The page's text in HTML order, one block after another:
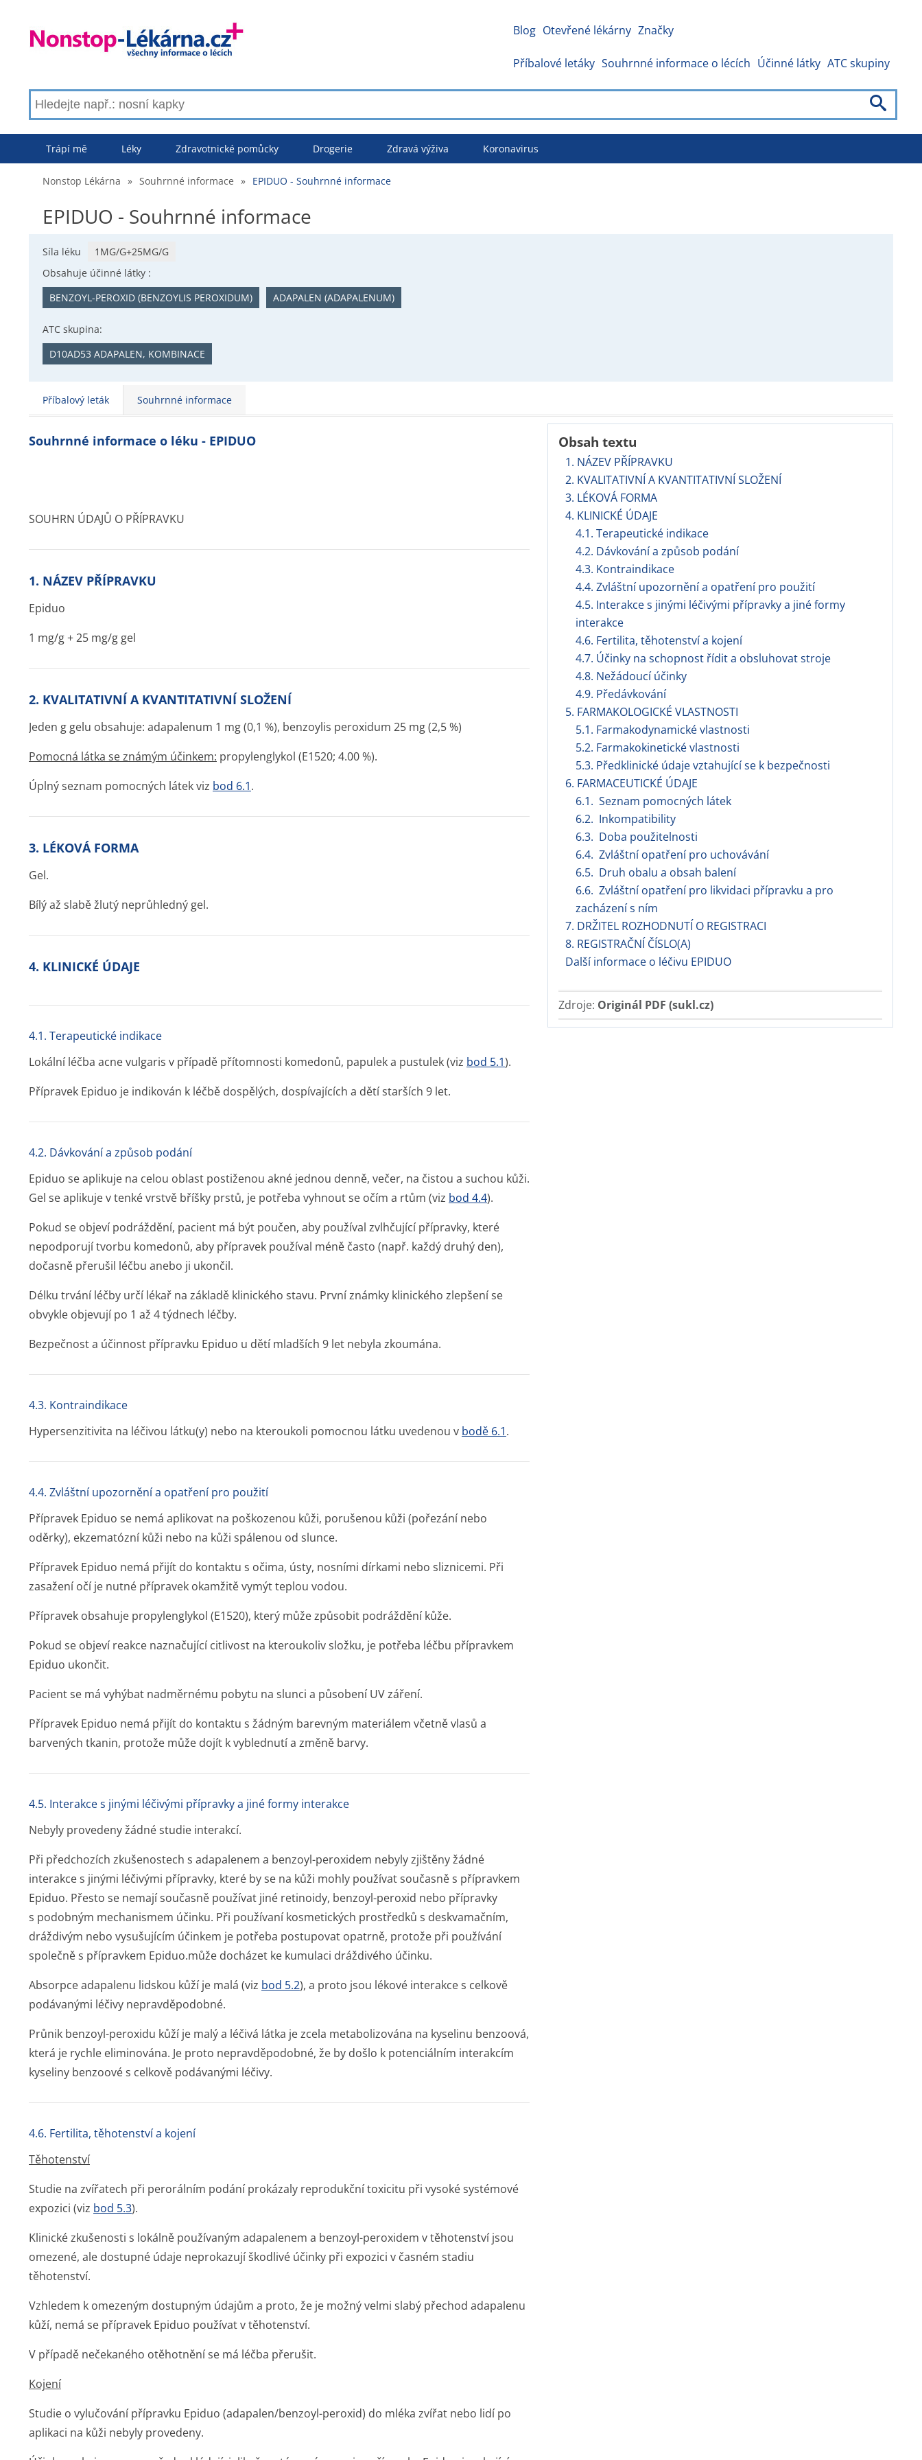
Blog Otevřené lékárny Značky
Příbalové letáky Souhrnné informace o lécích Účinné látky ATC skupiny
Trápí mě Léky Zdravotnické pomůcky Drogerie Zdravá výživa Koronavirus
Nonstop Lékárna » Souhrnné informace » EPIDUO - Souhrnné informace
EPIDUO - Souhrnné informace
Síla léku
1MG/G+25MG/G
Obsahuje účinné látky :
BENZOYL-PEROXID (BENZOYLIS PEROXIDUM)
ADAPALEN (ADAPALENUM)
ATC skupina:
D10AD53 ADAPALEN, KOMBINACE
Příbalový leták Souhrnné informace
Obsah textu
1. NÁZEV PŘÍPRAVKU
2. KVALITATIVNÍ A KVANTITATIVNÍ SLOŽENÍ
3. LÉKOVÁ FORMA
4. KLINICKÉ ÚDAJE
4.1. Terapeutické indikace
4.2. Dávkování a způsob podání
4.3. Kontraindikace
4.4. Zvláštní upozornění a opatření pro použití
4.5. Interakce s jinými léčivými přípravky a jiné formy
interakce
4.6. Fertilita, těhotenství a kojení
4.7. Účinky na schopnost řídit a obsluhovat stroje
4.8. Nežádoucí účinky
4.9. Předávkování
5. FARMAKOLOGICKÉ VLASTNOSTI
5.1. Farmakodynamické vlastnosti
5.2. Farmakokinetické vlastnosti
5.3. Předklinické údaje vztahující se k bezpečnosti
6. FARMACEUTICKÉ ÚDAJE
6.1. Seznam pomocných látek
6.2. Inkompatibility
6.3. Doba použitelnosti
6.4. Zvláštní opatření pro uchovávání
6.5. Druh obalu a obsah balení
6.6. Zvláštní opatření pro likvidaci přípravku a pro
zacházení s ním
7. DRŽITEL ROZHODNUTÍ O REGISTRACI
8. REGISTRAČNÍ ČÍSLO(A)
Další informace o léčivu EPIDUO
Zdroje: Originál PDF (sukl.cz)
Souhrnné informace o léku - EPIDUO
SOUHRN ÚDAJŮ O PŘÍPRAVKU
1. NÁZEV PŘÍPRAVKU
Epiduo
1 mg/g + 25 mg/g gel
2. KVALITATIVNÍ A KVANTITATIVNÍ SLOŽENÍ
Jeden g gelu obsahuje: adapalenum 1 mg (0,1 %), benzoylis peroxidum 25 mg (2,5 %)
Pomocná látka se známým účinkem: propylenglykol (E1520; 4.00 %).
Úplný seznam pomocných látek viz bod 6.1.
3. LÉKOVÁ FORMA
Gel.
Bílý až slabě žlutý neprůhledný gel.
4. KLINICKÉ ÚDAJE
4.1. Terapeutické indikace
Lokální léčba acne vulgaris v případě přítomnosti komedonů, papulek a pustulek (viz bod 5.1).
Přípravek Epiduo je indikován k léčbě dospělých, dospívajících a dětí starších 9 let.
4.2. Dávkování a způsob podání
Epiduo se aplikuje na celou oblast postiženou akné jednou denně, večer, na čistou a suchou kůži.
Gel se aplikuje v tenké vrstvě bříšky prstů, je potřeba vyhnout se očím a rtům (viz bod 4.4).
Pokud se objeví podráždění, pacient má být poučen, aby používal zvlhčující přípravky, které
nepodporují tvorbu komedonů, aby přípravek používal méně často (např. každý druhý den),
dočasně přerušil léčbu anebo ji ukončil.
Délku trvání léčby určí lékař na základě klinického stavu. První známky klinického zlepšení se
obvykle objevují po 1 až 4 týdnech léčby.
Bezpečnost a účinnost přípravku Epiduo u dětí mladších 9 let nebyla zkoumána.
4.3. Kontraindikace
Hypersenzitivita na léčivou látku(y) nebo na kteroukoli pomocnou látku uvedenou v bodě 6.1.
4.4. Zvláštní upozornění a opatření pro použití
Přípravek Epiduo se nemá aplikovat na poškozenou kůži, porušenou kůži (pořezání nebo
oděrky), ekzematózní kůži nebo na kůži spálenou od slunce.
Přípravek Epiduo nemá přijít do kontaktu s očima, ústy, nosními dírkami nebo sliznicemi. Při
zasažení očí je nutné přípravek okamžitě vymýt teplou vodou.
Přípravek obsahuje propylenglykol (E1520), který může způsobit podráždění kůže.
Pokud se objeví reakce naznačující citlivost na kteroukoliv složku, je potřeba léčbu přípravkem
Epiduo ukončit.
Pacient se má vyhýbat nadměrnému pobytu na slunci a působení UV záření.
Přípravek Epiduo nemá přijít do kontaktu s žádným barevným materiálem včetně vlasů a
barvených tkanin, protože může dojít k vyblednutí a změně barvy.
4.5. Interakce s jinými léčivými přípravky a jiné formy interakce
Nebyly provedeny žádné studie interakcí.
Při předchozích zkušenostech s adapalenem a benzoyl-peroxidem nebyly zjištěny žádné
interakce s jinými léčivými přípravky, které by se na kůži mohly používat současně s přípravkem
Epiduo. Přesto se nemají současně používat jiné retinoidy, benzoyl-peroxid nebo přípravky
s podobným mechanismem účinku. Při používaní kosmetických prostředků s deskvamačním,
dráždivým nebo vysušujícím účinkem je potřeba postupovat opatrně, protože při používání
společně s přípravkem Epiduo.může docházet ke kumulaci dráždivého účinku.
Absorpce adapalenu lidskou kůží je malá (viz bod 5.2), a proto jsou lékové interakce s celkově
podávanými léčivy nepravděpodobné.
Průnik benzoyl-peroxidu kůží je malý a léčivá látka je zcela metabolizována na kyselinu benzoová,
která je rychle eliminována. Je proto nepravděpodobné, že by došlo k potenciálním interakcím
kyseliny benzoové s celkově podávanými léčivy.
4.6. Fertilita, těhotenství a kojení
Těhotenství
Studie na zvířatech při perorálním podání prokázaly reprodukční toxicitu při vysoké systémové
expozici (viz bod 5.3).
Klinické zkušenosti s lokálně používaným adapalenem a benzoyl-peroxidem v těhotenství jsou
omezené, ale dostupné údaje neprokazují škodlivé účinky při expozici v časném stadiu
těhotenství.
Vzhledem k omezeným dostupným údajům a proto, že je možný velmi slabý přechod adapalenu
kůží, nemá se přípravek Epiduo používat v těhotenství.
V případě nečekaného otěhotnění se má léčba přerušit.
Kojení
Studie o vylučování přípravku Epiduo (adapalen/benzoyl-peroxid) do mléka zvířat nebo lidí po
aplikaci na kůži nebyly provedeny.